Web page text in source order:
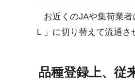
お近くのJAや集荷業者
Ｌ」に切り替えて流通さ
品種登録上、従